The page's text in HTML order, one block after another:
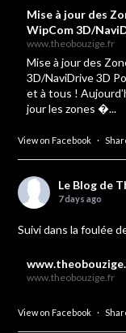
Mise à jour des
WipCom 3D/
www.theobouzige.fr
Mise à jour des
3D/NaviDrive 3D
et à tous !
jour les zones �...
View on Facebook ·
Le Blog de
7 days ago
Suivi dans la foulée
www.theobouzige.fr
View on Facebook ·